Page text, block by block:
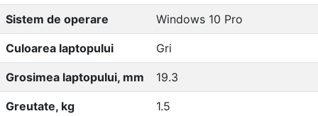
Sistem de operare Windows 10 Pro
Culoarea laptopului Gri
Grosimea laptopului, mm 19.3
Greutate, kg 1.5